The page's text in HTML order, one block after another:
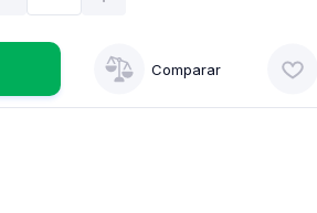
Comparar